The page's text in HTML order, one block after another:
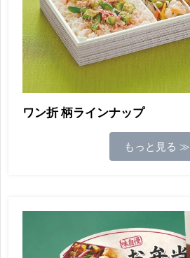
ワン折 柄ラインナップ
もっと見る ≫